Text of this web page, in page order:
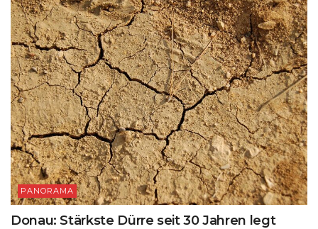
PANORAMA
Donau: Stärkste Dürre seit 30 Jahren legt